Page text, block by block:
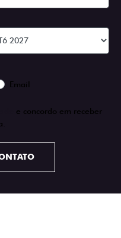
Email
e concordo em receber